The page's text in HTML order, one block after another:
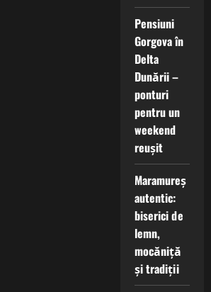
Pensiuni
Gorgova în
Delta
Dunării –
ponturi
pentru un
weekend
reușit
Maramureș
autentic:
biserici de
lemn,
mocăniță
și tradiții